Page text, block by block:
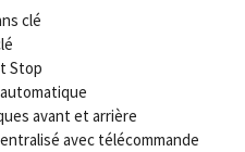
clé
Stop
avant et arrière
avec télécommande